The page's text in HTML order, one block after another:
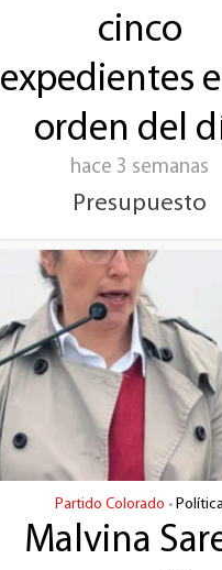
cinco
expedientes
orden del
hace 3 semanas
Presupuesto
Partido Colorado • Política
Malvina